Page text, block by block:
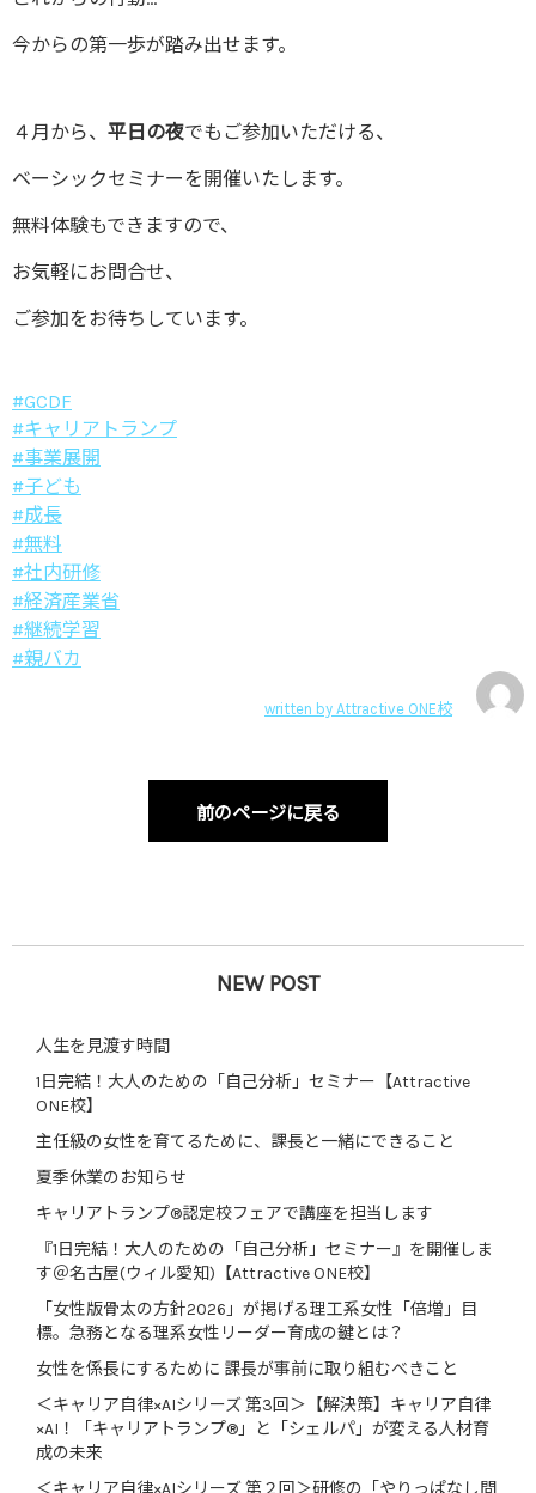
今からの第一歩が踏み出せます。
４月から、 平日の夜でもご参加いただける、
ベーシックセミナーを開催いたします。
無料体験もできますので、
お気軽にお問合せ、
ご参加をお待ちしています。
#GCDF
#キャリアトランプ
#事業展開
#子ども
#成長
#無料
#社内研修
#経済産業省
#継続学習
#親バカ
written by Attractive ONE校
前のページに戻る
NEW POST
人生を見渡す時間
1日完結！大人のための「自己分析」セミナー【Attractive
ONE校】
主任級の女性を育てるために、課長と一緒にできること
夏季休業のお知らせ
キャリアトランプ®認定校フェアで講座を担当します
『1日完結！大人のための「自己分析」セミナー』を開催しま
す＠名古屋(ウィル愛知)【Attractive ONE校】
「女性版骨太の方針2026」が掲げる理工系女性「倍増」目
標。急務となる理系女性リーダー育成の鍵とは？
女性を係長にするために 課長が事前に取り組むべきこと
＜キャリア自律×AIシリーズ 第3回＞【解決策】キャリア自律
×AI！「キャリアトランプ®」と「シェルパ」が変える人材育
成の未来
＜キャリア自律×AIシリーズ 第２回＞研修の「やりっぱなし問